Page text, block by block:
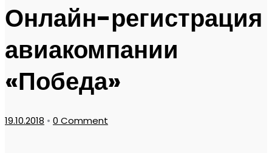
Онлайн-регистрация
авиакомпании
«Победа»
19.10.2018 • 0 Comment